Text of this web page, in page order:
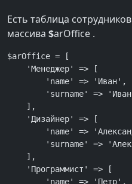
Есть таблица
массива $arOffice .
$arOffice = [